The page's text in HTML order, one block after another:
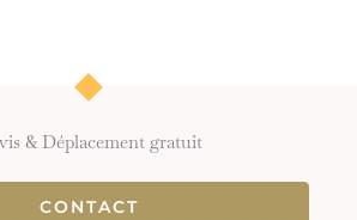
& Déplacement gratuit
CONTACT